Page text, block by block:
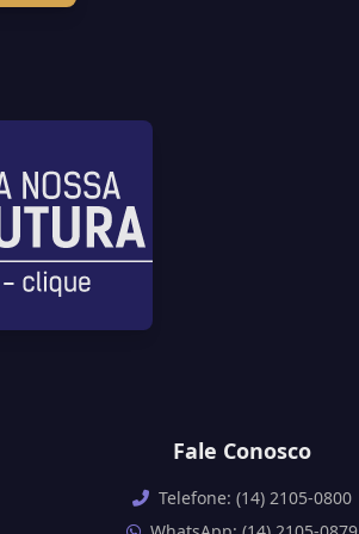
Fale Conosco
Telefone: (14) 2105-0800